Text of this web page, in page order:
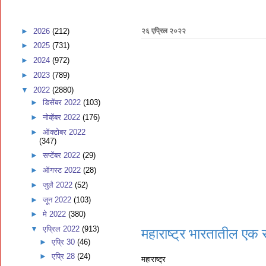
२६ एप्रिल २०२२
महाराष्ट्र भारतातील एक
महाराष्ट्र
► 2026 (212)
► 2025 (731)
► 2024 (972)
► 2023 (789)
▼ 2022 (2880)
► डिसेंबर 2022 (103)
► नोव्हेंबर 2022 (176)
► ऑक्टोबर 2022
(347)
► सप्टेंबर 2022 (29)
► ऑगस्ट 2022 (28)
► जुलै 2022 (52)
► जून 2022 (103)
► मे 2022 (380)
▼ एप्रिल 2022 (913)
►एप्रि 30(46)
►एप्रि 28(24)